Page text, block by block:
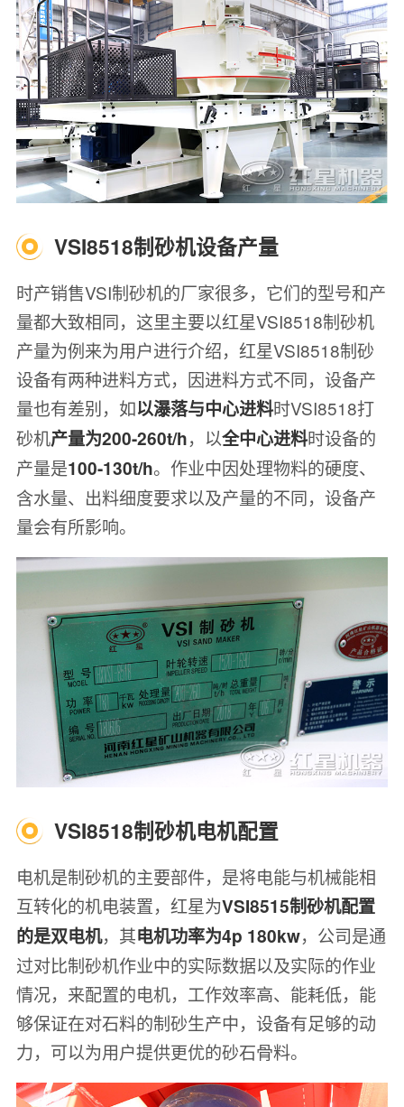
VSI8518制砂机设备产量
时产销售VSI制砂机的厂家很多，它们的型号和产
量都大致相同，这里主要以红星VSI8518制砂机
产量为例来为用户进行介绍，红星VSI8518制砂
设备有两种进料方式，因进料方式不同，设备产
量也有差别，如以瀑落与中心进料时VSI8518打
砂机产量为200-260t/h，以全中心进料时设备的
产量是100-130t/h。作业中因处理物料的硬度、
含水量、出料细度要求以及产量的不同，设备产
量会有所影响。
VSI8518制砂机电机配置
电机是制砂机的主要部件，是将电能与机械能相
互转化的机电装置，红星为VSI8515制砂机配置
的是双电机，其电机功率为4p 180kw，公司是通
过对比制砂机作业中的实际数据以及实际的作业
情况，来配置的电机，工作效率高、能耗低，能
够保证在对石料的制砂生产中，设备有足够的动
力，可以为用户提供更优的砂石骨料。